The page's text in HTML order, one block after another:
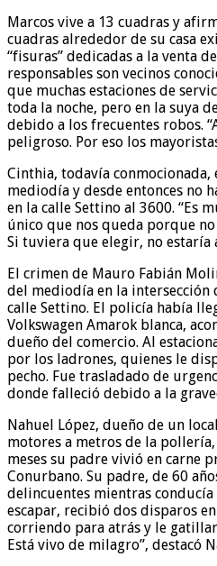
Marcos vive a 13 cuadras y
cuadras alrededor de su casa
“fisuras” dedicadas a la venta
responsables son vecinos
que muchas estaciones de
toda la noche, pero en la suya
debido a los frecuentes robos.
peligroso. Por eso los
Cinthia, todavía conmocionada,
mediodía y desde entonces no
en la calle Settino al 3600. “Es
único que nos queda porque
Si tuviera que elegir, no estaría
El crimen de Mauro Fabián
del mediodía en la intersección
calle Settino. El policía había
Volkswagen Amarok blanca,
dueño del comercio. Al
por los ladrones, quienes le
pecho. Fue trasladado de
donde falleció debido a la
Nahuel López, dueño de un
motores a metros de la
meses su padre vivió en carne
Conurbano. Su padre, de 60
delincuentes mientras
escapar, recibió dos disparos
corriendo para atrás y le
Está vivo de milagro”, destacó